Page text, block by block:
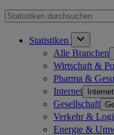
Statistiken
Alle Branchen
Wirtschaft &
Pharma &
Internet Internet
Gesellschaft
Verkehr &
Energie &